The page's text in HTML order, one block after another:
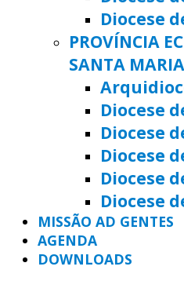
Diocese
PROVÍNCIA
SANTA MARIA
Diocese
Diocese
Diocese
Diocese
Diocese
MISSÃO AD GENTES
AGENDA
DOWNLOADS